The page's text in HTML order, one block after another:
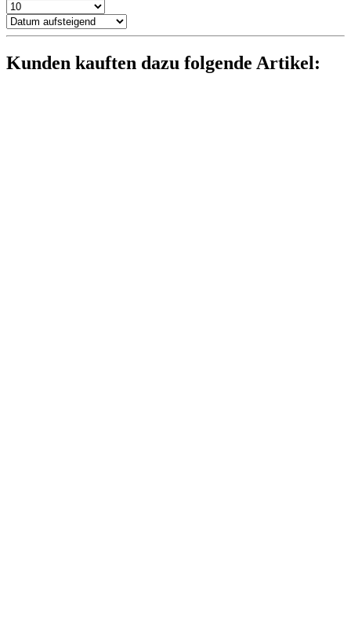
Kunden kauften dazu folgende Artikel: